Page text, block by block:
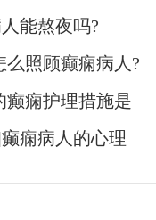
能熬夜吗?
照顾癫痫病人?
癫痫护理措施是
痫病人的心理